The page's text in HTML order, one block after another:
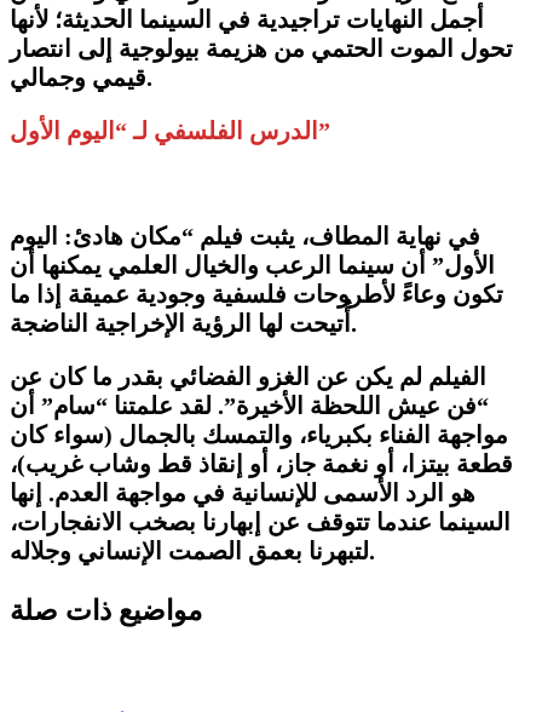
أجمل النهايات تراجيدية في السينما الحديثة؛ لأنها
تحول الموت الحتمي من هزيمة بيولوجية إلى انتصار
قيمي وجمالي.
​الدرس الفلسفي لـ “اليوم الأول”
​في نهاية المطاف، يثبت فيلم “مكان هادئ: اليوم
الأول” أن سينما الرعب والخيال العلمي يمكنها أن
تكون وعاءً لأطروحات فلسفية وجودية عميقة إذا ما
أُتيحت لها الرؤية الإخراجية الناضجة.
​الفيلم لم يكن عن الغزو الفضائي بقدر ما كان عن
“فن عيش اللحظة الأخيرة”. لقد علمتنا “سام” أن
مواجهة الفناء بكبرياء، والتمسك بالجمال (سواء كان
قطعة بيتزا، أو نغمة جاز، أو إنقاذ قط وشاب غريب)،
هو الرد الأسمى للإنسانية في مواجهة العدم. إنها
السينما عندما تتوقف عن إبهارنا بصخب الانفجارات،
لتبهرنا بعمق الصمت الإنساني وجلاله.
مواضيع ذات صلة